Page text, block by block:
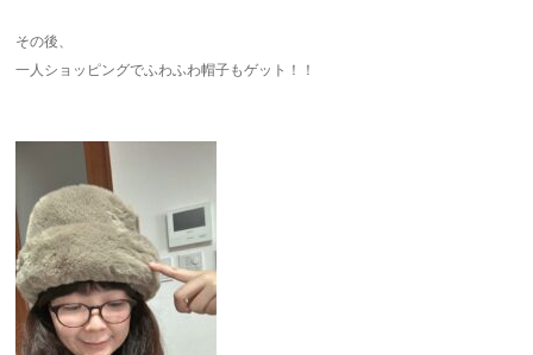
その後、
一人ショッピングでふわふわ帽子もゲット！！